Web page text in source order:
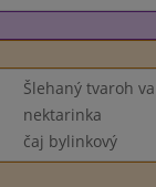
Šlehaný tvaroh
nektarinka
čaj bylinkový